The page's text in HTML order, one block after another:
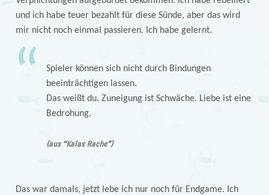
und ich habe teuer bezahlt für diese Sünde, aber das wird
mir nicht noch einmal passieren. Ich habe gelernt.
Spieler können sich nicht durch Bindungen
beeinträchtigen lassen.
Das weißt du. Zuneigung ist Schwäche. Liebe ist eine
Bedrohung.
(aus “Kalas Rache”)
Das war damals, jetzt lebe ich nur noch für Endgame. Ich